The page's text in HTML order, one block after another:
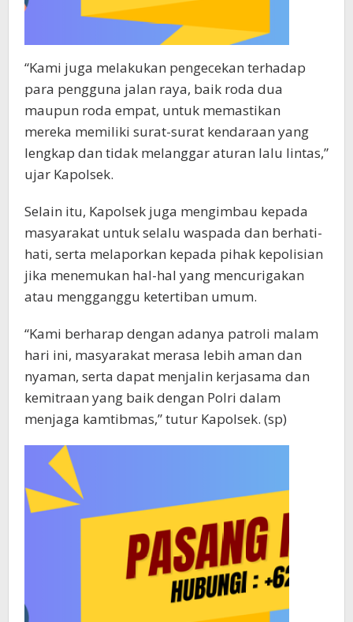
“Kami juga melakukan pengecekan terhadap
para pengguna jalan raya, baik roda dua
maupun roda empat, untuk memastikan
mereka memiliki surat-surat kendaraan yang
lengkap dan tidak melanggar aturan lalu lintas,”
ujar Kapolsek.
Selain itu, Kapolsek juga mengimbau kepada
masyarakat untuk selalu waspada dan berhati-
hati, serta melaporkan kepada pihak kepolisian
jika menemukan hal-hal yang mencurigakan
atau mengganggu ketertiban umum.
“Kami berharap dengan adanya patroli malam
hari ini, masyarakat merasa lebih aman dan
nyaman, serta dapat menjalin kerjasama dan
kemitraan yang baik dengan Polri dalam
menjaga kamtibmas,” tutur Kapolsek. (sp)